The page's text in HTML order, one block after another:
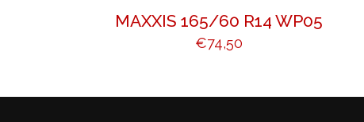
MAXXIS 165/60 R14 WP05
€74,50